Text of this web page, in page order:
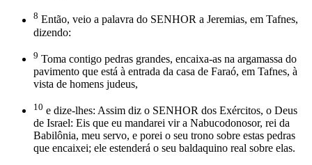
8 Então, veio a palavra do SENHOR a Jeremias, em Tafnes,
dizendo:
9 Toma contigo pedras grandes, encaixa-as na argamassa do
pavimento que está à entrada da casa de Faraó, em Tafnes, à
vista de homens judeus,
10 e dize-lhes: Assim diz o SENHOR dos Exércitos, o Deus
de Israel: Eis que eu mandarei vir a Nabucodonosor, rei da
Babilônia, meu servo, e porei o seu trono sobre estas pedras
que encaixei; ele estenderá o seu baldaquino real sobre elas.